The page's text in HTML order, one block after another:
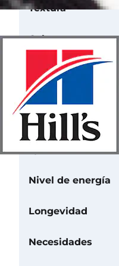
Textura
Color
Cuidados
Ejercicio
Nivel de energía
Longevidad
Necesidades